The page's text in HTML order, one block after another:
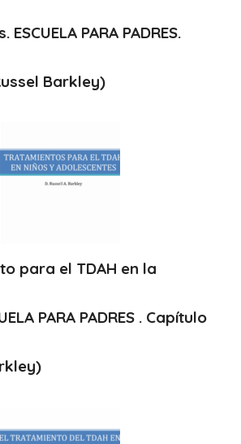
PARA PADRES.
Barkley)
para el TDAH en la
PARA PADRES . Capítulo